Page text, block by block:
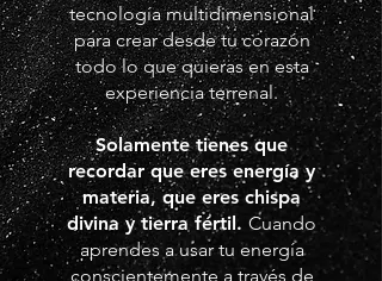
tecnología multidimensional
para crear desde tu corazón
todo lo que quieras en esta
experiencia terrenal.
Solamente tienes que
recordar que eres energía y
materia, que eres chispa
divina y tierra fértil. Cuando
aprendes a usar tu energía
conscientemente a través de